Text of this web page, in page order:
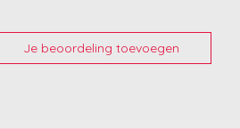
Je beoordeling toevoegen